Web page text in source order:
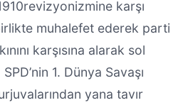
karşı
muhalefet ederek parti
karşısına alarak sol
1. Dünya Savaşı
yana tavır